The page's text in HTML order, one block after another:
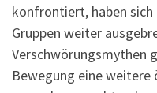
konfrontiert, haben
Gruppen weiter
Verschwörungsmythen
Bewegung eine